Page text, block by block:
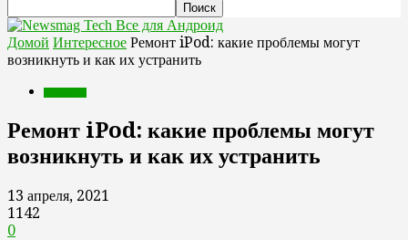
Все для Андроид
Домой Интересное Ремонт iPod: какие проблемы могут
возникнуть и как их устранить
Ремонт iPod: какие проблемы могут
возникнуть и как их устранить
13 апреля, 2021
1142
0